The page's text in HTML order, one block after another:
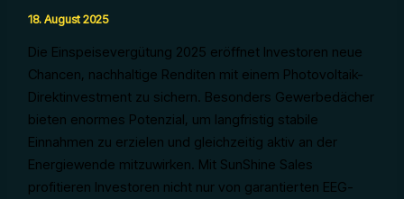
18. August 2025
Die Einspeisevergütung 2025 eröffnet Investoren neue
Chancen, nachhaltige Renditen mit einem Photovoltaik-
Direktinvestment zu sichern. Besonders Gewerbedächer
bieten enormes Potenzial, um langfristig stabile
Einnahmen zu erzielen und gleichzeitig aktiv an der
Energiewende mitzuwirken. Mit SunShine Sales
profitieren Investoren nicht nur von garantierten EEG-